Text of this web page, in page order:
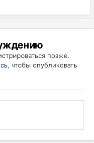
позже.
, чтобы опубликовать